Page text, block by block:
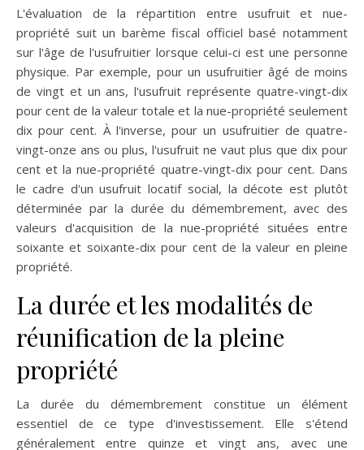
L'évaluation de la répartition entre usufruit et nue-
propriété suit un barème fiscal officiel basé notamment
sur l'âge de l'usufruitier lorsque celui-ci est une personne
physique. Par exemple, pour un usufruitier âgé de moins
de vingt et un ans, l'usufruit représente quatre-vingt-dix
pour cent de la valeur totale et la nue-propriété seulement
dix pour cent. À l'inverse, pour un usufruitier de quatre-
vingt-onze ans ou plus, l'usufruit ne vaut plus que dix pour
cent et la nue-propriété quatre-vingt-dix pour cent. Dans
le cadre d'un usufruit locatif social, la décote est plutôt
déterminée par la durée du démembrement, avec des
valeurs d'acquisition de la nue-propriété situées entre
soixante et soixante-dix pour cent de la valeur en pleine
propriété.
La durée et les modalités de
réunification de la pleine
propriété
La durée du démembrement constitue un élément
essentiel de ce type d'investissement. Elle s'étend
généralement entre quinze et vingt ans, avec une